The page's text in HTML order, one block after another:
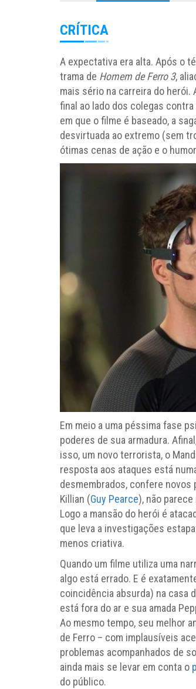
CRÍTICA
A expectativa era alta. Após o
trama de Homem de Ferro 3,
mais sério na carreira do
final ao lado dos colegas
em que o filme é baseado, a
desvirtuada ao extremo (sem
ótimas cenas de ação e o
Em meio a uma péssima fase
poderes de sua armadura.
isso, um novo terrorista, o
resposta aos ataques está
desmembrados, confere novos
Killian (Guy Pearce), não
Logo a mansão do herói é
que leva a investigações
menos criativa.
Quando um filme utiliza uma
algo está errado. E é
coincidência absurda) na casa
está fora do ar e sua amada
Ao mesmo tempo, seu melhor
de Ferro – com implausíveis
problemas acompanhados de
ainda mais se levar em conta o
do público.